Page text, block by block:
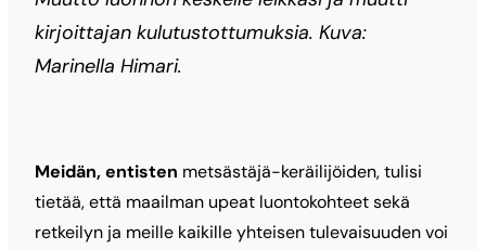
kirjoittajan kulutustottumuksia. Kuva:
Marinella Himari.
Meidän, entisten metsästäjä-keräilijöiden, tulisi
tietää, että maailman upeat luontokohteet sekä
retkeilyn ja meille kaikille yhteisen tulevaisuuden voi